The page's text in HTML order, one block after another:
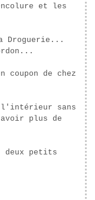
et les
Droguerie...
de chez
l'intérieur sans
plus de
deux petits